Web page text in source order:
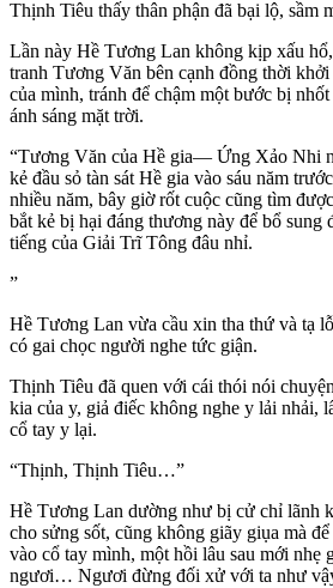
Thịnh Tiêu thấy thân phận đã bại lộ, sầm
Lần này Hề Tương Lan không kịp xấu
tranh Tương Văn bên cạnh đồng thời
của mình, tránh để chậm một bước bị
ánh sáng mặt trời.
“Tương Văn của Hề gia— Ứng Xảo Nhi
kẻ đầu sỏ tàn sát Hề gia vào sáu năm
nhiều năm, bây giờ rốt cuộc cũng tìm
bắt kẻ bị hại đáng thương này để bổ sung
tiếng của Giải Trĩ Tông đâu nhỉ.
”
Hề Tương Lan vừa cầu xin tha thứ và tạ
có gai chọc người nghe tức giận.
Thịnh Tiêu đã quen với cái thói nói
kia của y, giả điếc không nghe y lải nhải,
cổ tay y lại.
“Thịnh, Thịnh Tiêu…”
Hề Tương Lan dường như bị cử chỉ lãnh
cho sửng sốt, cũng không giãy giụa mà
vào cổ tay mình, một hồi lâu sau mới nhẹ
ngươi… Ngươi đừng đối xử với ta như